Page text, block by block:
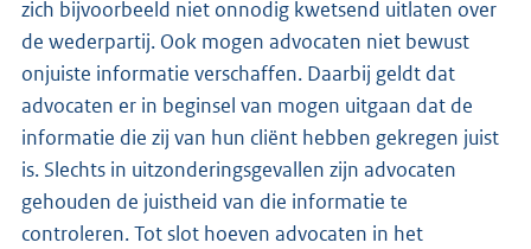
zich bijvoorbeeld niet onnodig kwetsend uitlaten over
de wederpartij. Ook mogen advocaten niet bewust
onjuiste informatie verschaffen. Daarbij geldt dat
advocaten er in beginsel van mogen uitgaan dat de
informatie die zij van hun cliënt hebben gekregen juist
is. Slechts in uitzonderingsgevallen zijn advocaten
gehouden de juistheid van die informatie te
controleren. Tot slot hoeven advocaten in het